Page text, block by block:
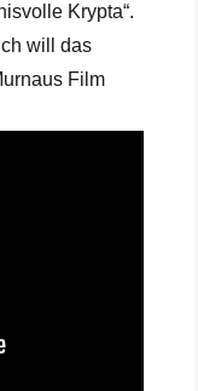
Krypta“.
will das
Film